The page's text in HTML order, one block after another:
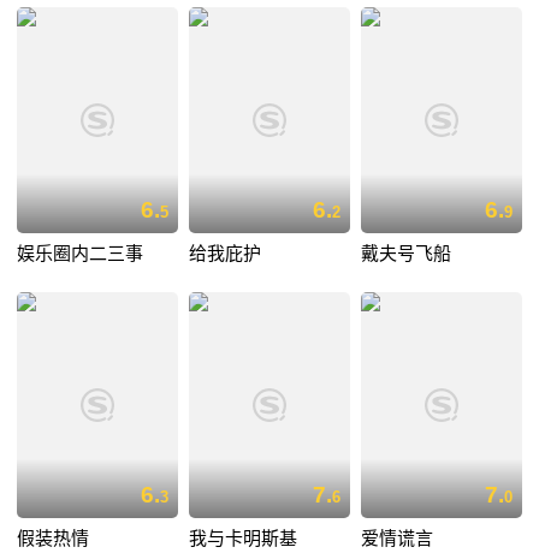
6.5
娱乐圈内二三事
6.2
给我庇护
6.9
戴夫号飞船
6.3
假装热情
7.6
我与卡明斯基
7.0
爱情谎言